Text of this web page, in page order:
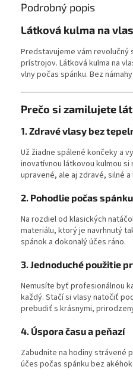
Podrobný popis
Látková kulma na
Predstavujeme vám
prístrojov. Látková kulma na
vlny počas spánku. Bez
Prečo si zamilujete
1. Zdravé vlasy bez
Už žiadne spálené končeky a
inovatívnou látkovou kulmou
upravené, ale aj zdravé, silné a
2. Pohodlie počas spánku
Na rozdiel od klasických
materiálu, ktorý je navrhnutý
spánok a dokonalý účes ráno.
3. Jednoduché použitie
Nemusíte byť profesionálnou
každý. Stačí si vlasy natočiť
prebudiť s krásnymi,
4. Úspora času a peňazí
Zabudnite na hodiny strávené
účes počas spánku bez